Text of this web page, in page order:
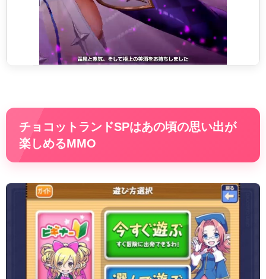
チョコットランドSPはあの頃の思い出が
楽しめるMMO